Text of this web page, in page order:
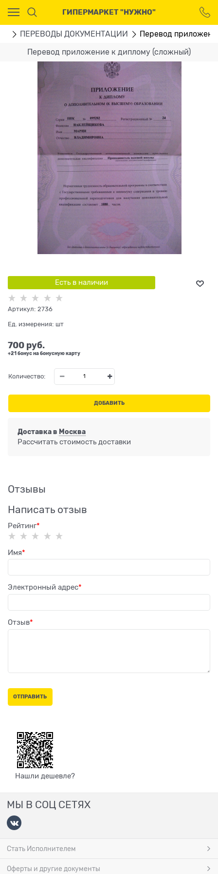
ГИПЕРМАРКЕТ "НУЖНО"
ПЕРЕВОДЫ ДОКУМЕНТАЦИИ Перевод
Перевод приложение к диплому (сложный)
Есть в наличии
Артикул: 2736
Ед. измерения: шт
700 руб.
+21 бонус на бонусную карту
Количество:
ДОБАВИТЬ
Доставка в Москва
Рассчитать стоимость доставки
Отзывы
Написать отзыв
Рейтинг
Имя
Электронный адрес
Отзыв
Нашли дешевле?
МЫ В СОЦ СЕТЯХ
Стать Исполнителем
Оферты и другие документы
Ваш город - Москва,
угадали?
ДА НЕТ